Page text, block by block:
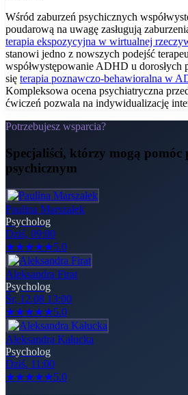
Wśród zaburzeń psychicznych
poudarową na uwagę zasługują
terapia ekspozycyjna w wirtualnej
stanowi jedno z nowszych podejść
współwystępowanie ADHD u dorosłych
się terapia poznawczo-behawioralna w
Kompleksowa ocena psychiatryczna
ćwiczeń pozwala na indywidualizację
Potrzebujesz wsparcia?
Specjaliści, którzy mogą pomóc
psychicznym
Paulina Marszałek
Psycholog
Dziś, 09:00
★★★★★5.0
Aleksandra Firat
Psycholog
Śr, 12.08 13:00
★★★★★5.0
Aleksandra Kałucka
Psycholog
Dziś, 11:00
★★★★★5.0